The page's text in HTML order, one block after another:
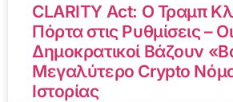
CLARITY Act: Ο Τραμπ
Πόρτα στις Ρυθμίσεις – Οι
Δημοκρατικοί Βάζουν
Μεγαλύτερο Crypto
Ιστορίας